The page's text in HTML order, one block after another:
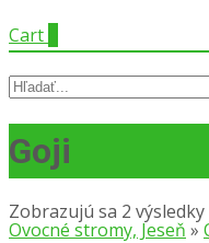
Cart
Search
Goji
Ovocné stromy, Jeseň »
Zobrazujú sa 2 výsledky